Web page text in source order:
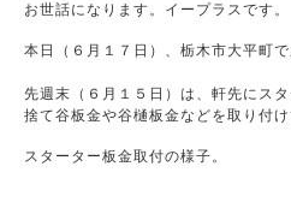
お世話になります。イープラスです。
本日（６月１７日）、栃木市大平町
先週末（６月１５日）は、軒先にス
捨て谷板金や谷樋板金などを取り付け
スターター板金取付の様子。